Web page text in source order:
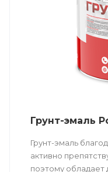
Грунт-эмаль
Грунт-эмаль
активно
поэтому